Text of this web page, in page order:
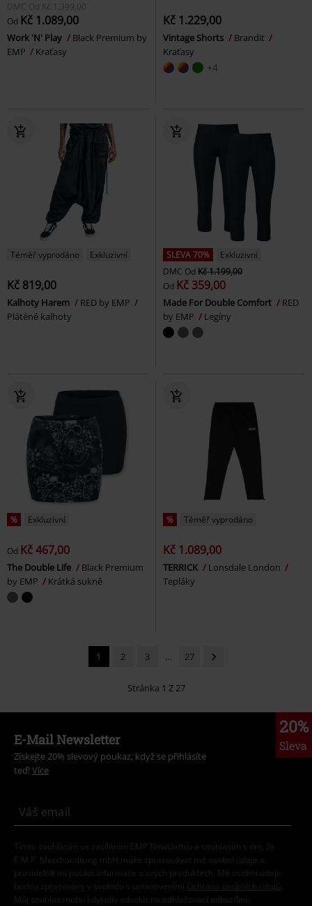
DMC Od Kč 1.399,00
Od Kč 1.089,00
Work 'N' Play
Black Premium by
EMP
Kraťasy
Kč 1.229,00
Vintage Shorts
Brandit
Kraťasy
+4
Téměř vyprodáno Exkluzivní
Kč 819,00
Kalhoty Harem
RED by EMP
Plátěné kalhoty
SLEVA 70%
Exkluzivní
DMC Od Kč 1.199,00
Od Kč 359,00
Made For Double Comfort
RED
by EMP
Legíny
% Exkluzivní
Od Kč 467,00
The Double Life
Black Premium
by EMP
Krátká sukně
% Téměř vyprodáno
Kč 1.089,00
TERRICK
Lonsdale London
Tepláky
1 2 3 ... 27
Stránka 1 Z 27
20%
Sleva
E-Mail Newsletter
Získejte 20% slevový poukaz, když se přihlásíte
teď! Více
Tímto souhlasím se zasíláním EMP Newslettru a souhlasím s tím, že
E.M.P. Merchandising mbH může zpracovávat mé osobní údaje a
pravidelně mi posílat informace o svých produktech. Mé osobní údaje
budou zpracovány v souladu s ustanoveními
Ochrana osobních údajů
Můj souhlas mohu kdykoliv odvolat na odhlašovací odkaz/link.